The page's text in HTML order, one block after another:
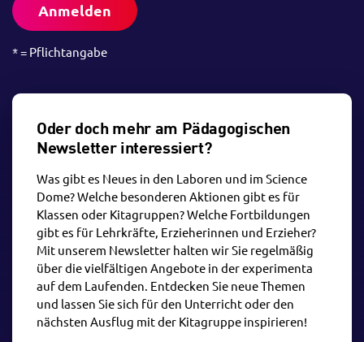
Anmelden
* = Pflichtangabe
Oder doch mehr am Pädagogischen
Newsletter interessiert?
Was gibt es Neues in den Laboren und im Science
Dome? Welche besonderen Aktionen gibt es für
Klassen oder Kitagruppen? Welche Fortbildungen
gibt es für Lehrkräfte, Erzieherinnen und Erzieher?
Mit unserem Newsletter halten wir Sie regelmäßig
über die vielfältigen Angebote in der experimenta
auf dem Laufenden. Entdecken Sie neue Themen
und lassen Sie sich für den Unterricht oder den
nächsten Ausflug mit der Kitagruppe inspirieren!